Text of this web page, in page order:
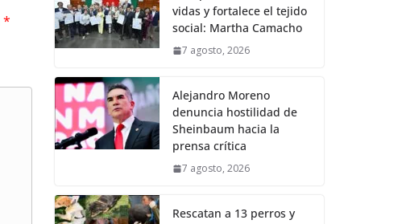
*
vidas y fortalece el tejido
social: Martha Camacho
7 agosto, 2026
Alejandro Moreno
denuncia hostilidad de
Sheinbaum hacia la
prensa crítica
7 agosto, 2026
Rescatan a 13 perros y